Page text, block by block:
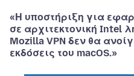
«Η υποστήριξη για
σε αρχιτεκτονική Intel
Mozilla VPN δεν θα
εκδόσεις του macOS.»